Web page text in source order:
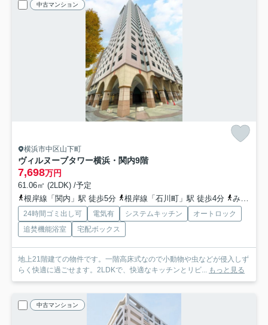
中古マンション
横浜市中区山下町
ヴィルヌーブタワー横浜・関内9階
7,698万円
61.06㎡ (2LDK) /予定
根岸線「関内」駅 徒歩5分
根岸線「石川町」駅 徒歩4分 みなとみらい線「日本大通り」駅 徒歩9分
24時間ゴミ出し可 電気有 システムキッチン
オートロック
追焚機能浴室
宅配ボックス
地上21階建ての物件です。一階高床式なので小動物や虫などが侵入しず
らく快適に過ごせます。2LDKで、快適なキッチンとリビ...
もっと見る
中古マンション